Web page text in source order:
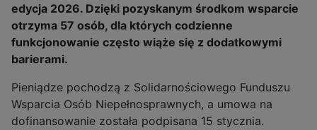
edycja 2026. Dzięki pozyskanym środkom wsparcie
otrzyma 57 osób, dla których codzienne
funkcjonowanie często wiąże się z dodatkowymi
barierami.
Pieniądze pochodzą z Solidarnościowego Funduszu
Wsparcia Osób Niepełnosprawnych, a umowa na
dofinansowanie została podpisana 15 stycznia.